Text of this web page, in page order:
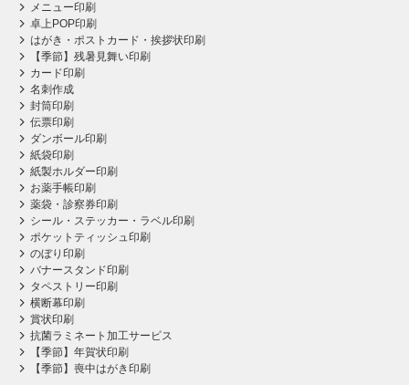
メニュー印刷
卓上POP印刷
はがき・ポストカード・挨拶状印刷
【季節】残暑見舞い印刷
カード印刷
名刺作成
封筒印刷
伝票印刷
ダンボール印刷
紙袋印刷
紙製ホルダー印刷
お薬手帳印刷
薬袋・診察券印刷
シール・ステッカー・ラベル印刷
ポケットティッシュ印刷
のぼり印刷
バナースタンド印刷
タペストリー印刷
横断幕印刷
賞状印刷
抗菌ラミネート加工サービス
【季節】年賀状印刷
【季節】喪中はがき印刷